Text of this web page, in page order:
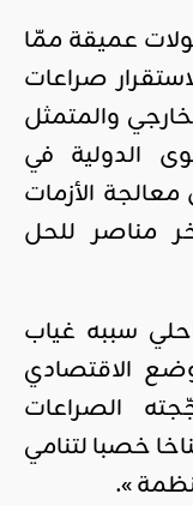
عميقة ممّا
صراعات
والمتمثل
الدولية في
الأزمات
مناصر للحل
سببه غياب
الاقتصادي
الصراعات
خصبا لتنامي
».